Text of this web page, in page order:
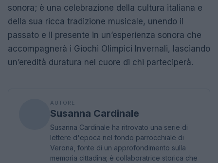
sonora; è una celebrazione della cultura italiana e
della sua ricca tradizione musicale, unendo il
passato e il presente in un’esperienza sonora che
accompagnerà i Giochi Olimpici Invernali, lasciando
un’eredità duratura nel cuore di chi parteciperà.
AUTORE
Susanna Cardinale
Susanna Cardinale ha ritrovato una serie di
lettere d'epoca nel fondo parrocchiale di
Verona, fonte di un approfondimento sulla
memoria cittadina; è collaboratrice storica che